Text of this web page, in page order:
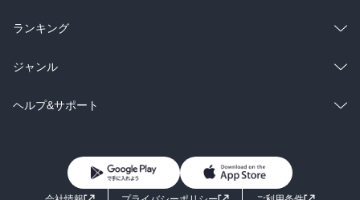
雑誌・グラビア
BL・TL
ラノベ
雑誌・グラビア
BL・TL
総合
ラノベ
雑誌・グラビア
ランキング
総合
ラノベ
ジャンル
コミック
ライトノベル 男子向けラノベ
ヘルプ&サポート
よくあるご質問 お問い合わせ